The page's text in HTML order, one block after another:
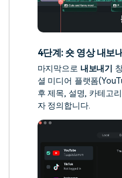
4단계: 숏 영상 내보
마지막으로 내보내기
셜 미디어 플랫폼
후 제목, 설명, 카테고
자 정의합니다.